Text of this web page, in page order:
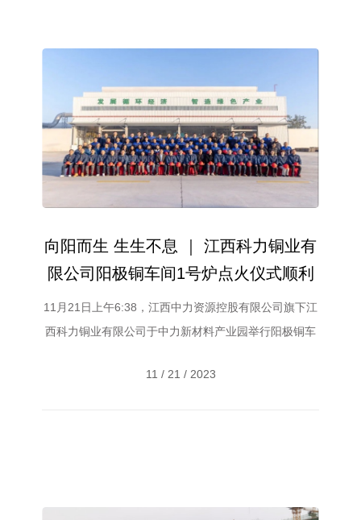
向阳而生 生生不息 ｜ 江西科力铜业有
限公司阳极铜车间1号炉点火仪式顺利
举行
11月21日上午6:38，江西中力资源控股有限公司旗下江
西科力铜业有限公司于中力新材料产业园举行阳极铜车
业有限公司绿色智造项目的正式投产已进入倒计时阶
11 / 21 / 2023